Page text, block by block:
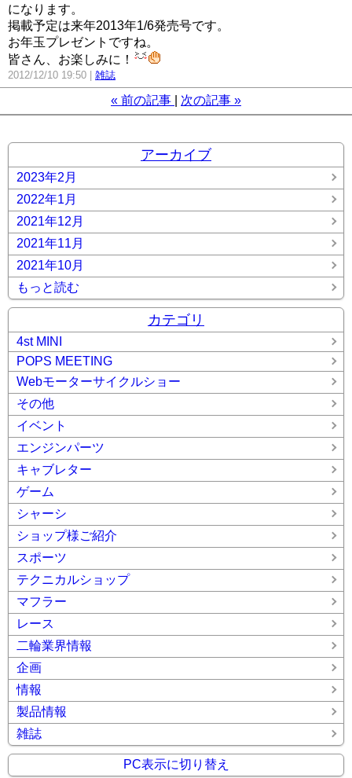
になります。
掲載予定は来年2013年1/6発売号です。
お年玉プレゼントですね。
皆さん、お楽しみに！
2012/12/10 19:50 雑誌
« 前の記事 次の記事 »
アーカイブ
2023年2月
2022年1月
2021年12月
2021年11月
2021年10月
もっと読む
カテゴリ
4st MINI
POPS MEETING
Webモーターサイクルショー
その他
イベント
エンジンパーツ
キャブレター
ゲーム
シャーシ
ショップ様ご紹介
スポーツ
テクニカルショップ
マフラー
レース
二輪業界情報
企画
情報
製品情報
雑誌
PC表示に切り替え